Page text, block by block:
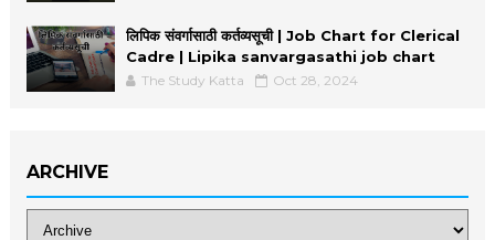
लिपिक संवर्गासाठी कर्तव्यसूची | Job Chart for Clerical
Cadre | Lipika sanvargasathi job chart
The Study Katta Oct 28, 2024
ARCHIVE